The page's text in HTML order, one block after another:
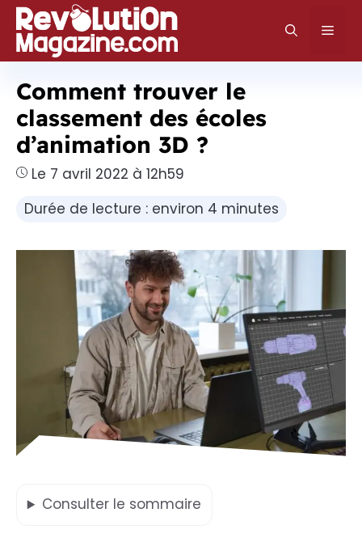
Aller
au
contenu
Comment trouver le
classement des écoles
d’animation 3D ?
Le 7 avril 2022 à 12h59
Durée de lecture : environ 4 minutes
Consulter le sommaire